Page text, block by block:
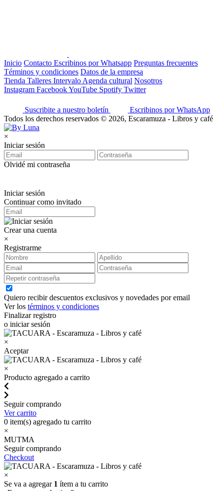
Inicio Contacto Escribinos por Whatsapp Preguntas frecuentes
Términos y condiciones Datos de la empresa
Tienda Talleres Intervalo Agenda cultural Nosotros
Instagram FacebookYouTube Spotify Twitter
Suscribite a nuestro boletín
Escribinos por WhatsApp
Todos los derechos reservados © 2026, Escaramuza - Libros y café
×
Iniciar sesión
Olvidé mi contraseña
Iniciar sesión
Continuar como invitado
Crear una cuenta
×
Registrarme
Quiero recibir descuentos exclusivos y novedades por email
Ver los términos y condiciones
Finalizar registro
o iniciar sesión
×
Aceptar
×
Producto agregado a carrito
Seguir comprando
Ver carrito
0 item(s) agregado tu carrito
×
MUTMA
Seguir comprando
Checkout
×
Se va a agregar 1 ítem a tu carrito